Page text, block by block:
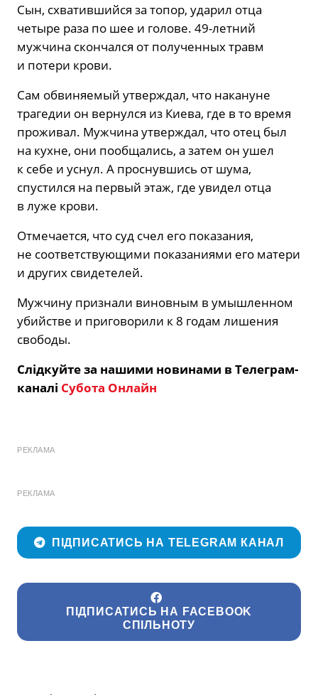
Сын, схватившийся за топор, ударил отца
четыре раза по шее и голове. 49-летний
мужчина скончался от полученных травм
и потери крови.
Сам обвиняемый утверждал, что накануне
трагедии он вернулся из Киева, где в то время
проживал. Мужчина утверждал, что отец был
на кухне, они пообщались, а затем он ушел
к себе и уснул. А проснувшись от шума,
спустился на первый этаж, где увидел отца
в луже крови.
Отмечается, что суд счел его показания,
не соответствующими показаниями его матери
и других свидетелей.
Мужчину признали виновным в умышленном
убийстве и приговорили к 8 годам лишения
свободы.
Слідкуйте за нашими новинами в Телеграм-
каналі Субота Онлайн
РЕКЛАМА
РЕКЛАМА
ПІДПИСАТИСЬ НА TELEGRAM КАНАЛ
ПІДПИСАТИСЬ НА FACEBOOK
СПІЛЬНОТУ